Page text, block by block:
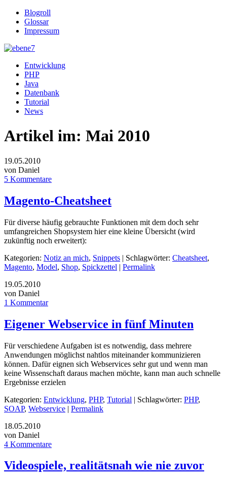
Blogroll
Glossar
Impressum
Entwicklung
PHP
Java
Datenbank
Tutorial
News
Artikel im: Mai 2010
19.05.2010
von Daniel
5 Kommentare
Magento-Cheatsheet
Für diverse häufig gebrauchte Funktionen mit dem doch sehr
umfangreichen Shopsystem hier eine kleine Übersicht (wird
zukünftig noch erweitert):
Kategorien: Notiz an mich, Snippets | Schlagwörter: Cheatsheet,
Magento, Model, Shop, Spickzettel | Permalink
19.05.2010
von Daniel
1 Kommentar
Eigener Webservice in fünf Minuten
Für verschiedene Aufgaben ist es notwendig, dass mehrere
Anwendungen möglichst nahtlos miteinander kommunizieren
können. Dafür eignen sich Webservices sehr gut und wenn man
keine Wissenschaft daraus machen möchte, kann man auch schnelle
Ergebnisse erzielen
Kategorien: Entwicklung, PHP, Tutorial | Schlagwörter: PHP,
SOAP, Webservice | Permalink
18.05.2010
von Daniel
4 Kommentare
Videospiele, realitätsnah wie nie zuvor